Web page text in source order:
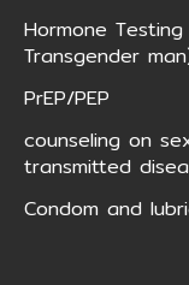
Hormone
Transgender
PrEP/PEP
counseling on
transmitted
Condom and